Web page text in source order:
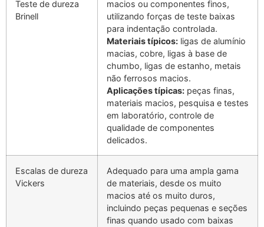
Teste de dureza
Brinell
macios ou componentes finos,
utilizando forças de teste baixas
para indentação controlada.
Materiais típicos: ligas de alumínio
macias, cobre, ligas à base de
chumbo, ligas de estanho, metais
não ferrosos macios.
Aplicações típicas: peças finas,
materiais macios, pesquisa e testes
em laboratório, controle de
qualidade de componentes
delicados.
Escalas de dureza
Vickers
Adequado para uma ampla gama
de materiais, desde os muito
macios até os muito duros,
incluindo peças pequenas e seções
finas quando usado com baixas